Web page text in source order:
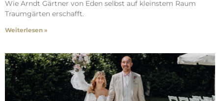
Wie Arndt Gärtner von Eden selbst auf kleinstem Raum
Traumgärten erschafft.
Weiterlesen »